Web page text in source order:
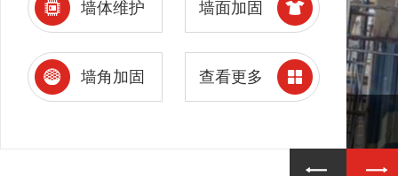
墙体维护 墙面加固
墙角加固 查看更多